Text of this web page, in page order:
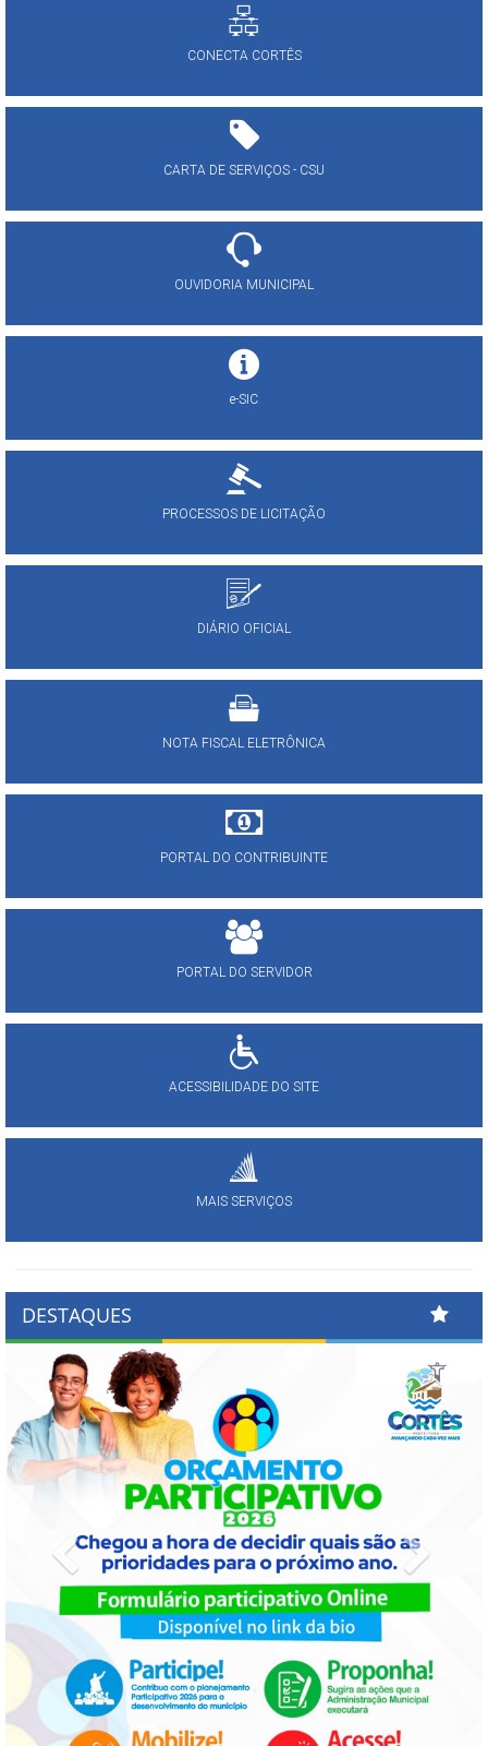
CONECTA CORTÊS
CARTA DE SERVIÇOS - CSU
OUVIDORIA MUNICIPAL
e-SIC
PROCESSOS DE LICITAÇÃO
DIÁRIO OFICIAL
NOTA FISCAL ELETRÔNICA
PORTAL DO CONTRIBUINTE
PORTAL DO SERVIDOR
ACESSIBILIDADE DO SITE
MAIS SERVIÇOS
DESTAQUES
Previous